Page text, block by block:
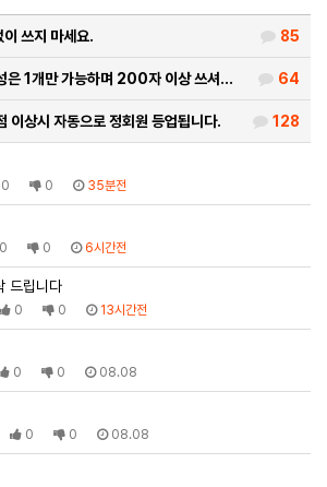
85
쓰지 마세요.
64
은 1개만 가능하며 200자 이상 쓰셔…
128
상시 자동으로 정회원 등업됩니다.
0 0 35분전
0 0 6시간전
드립니다
0 0 13시간전
0 0 08.08
0 0 08.08